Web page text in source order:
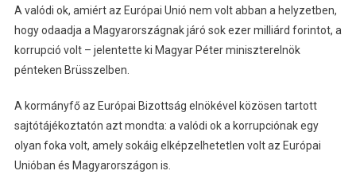
A valódi ok, amiért az Európai Unió nem volt abban a helyzetben,
hogy odaadja a Magyarországnak járó sok ezer milliárd forintot, a
korrupció volt – jelentette ki Magyar Péter miniszterelnök
pénteken Brüsszelben.
A kormányfő az Európai Bizottság elnökével közösen tartott
sajtótájékoztatón azt mondta: a valódi ok a korrupciónak egy
olyan foka volt, amely sokáig elképzelhetetlen volt az Európai
Unióban és Magyarországon is.